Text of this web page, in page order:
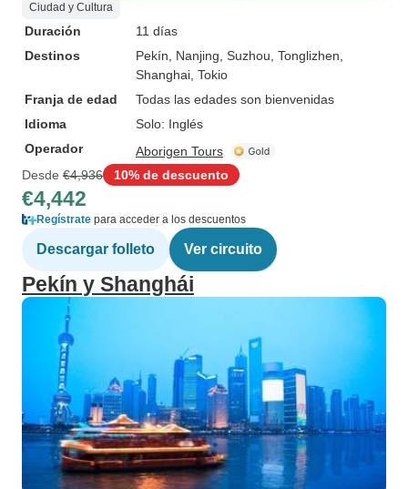
Ciudad y Cultura
Duración
11 días
Destinos
Pekín , Nanjing , Suzhou , Tonglizhen
Shanghai , Tokio
Franja de edad
Todas las edades son bienvenidas
Idioma
Solo: Inglés
Operador
Aborigen Tours
Desde €4,936 10% de descuento
€4,442
Regístrate para acceder a los descuentos
Descargar folleto Ver circuito
Pekín y Shanghái